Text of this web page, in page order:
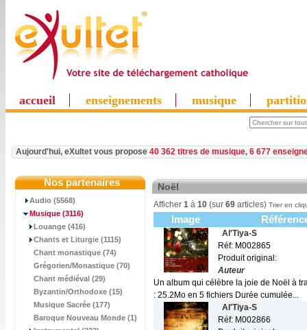
accueil enseignements musique
Aujourd'hui, eXultet vous propose 40 362 titres de musique, 6 677
Nos partenaires
Audio (5568)
Musique (3116)
Louange (416)
Chants et Liturgie (1115)
Chant monastique (74)
Grégorien/Monastique (70)
Chant médiéval (29)
Byzantin/Orthodoxe (15)
Musique Sacrée (177)
Baroque Nouveau Monde (1)
Noël
Afficher 1 à 10 (sur 69 articles) Trier en
Image
Al'Tiya-S
Réf: M002865
Produit original:
Auteur
Un album qui célèbre la joie de Noël à
: 25.2Mo en 5 fichiers Durée cumulée...
Al'Tiya-S
Réf: M002866